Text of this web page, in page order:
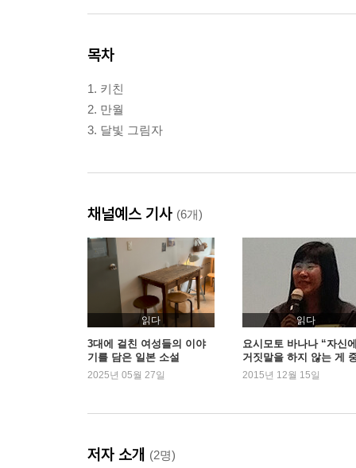
목차
1. 키친
2. 만월
3. 달빛 그림자
채널예스 기사 (6개)
읽다
3대에 걸친 여성들의 이야
기를 담은 일본 소설
2025년 05월 27일
읽다
요시모토 바나나 “자신
거짓말을 하지 않는 게
요”
2015년 12월 15일
저자 소개 (2명)